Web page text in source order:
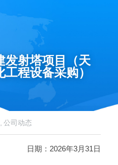
发射塔项目（天
程设备采购）
公司动态
日期：2026年3月31日